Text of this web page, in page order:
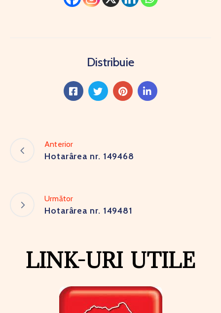
Distribuie
Anterior
Hotarârea nr. 149468
Următor
Hotarârea nr. 149481
LINK-URI UTILE